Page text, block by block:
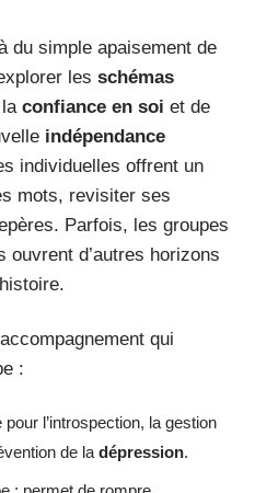
du simple apaisement de
les schémas
confiance en soi et de
indépendance
individuelles offrent un
mots, revisiter ses
Parfois, les groupes
d’autres horizons
qui
:
l’introspection, la gestion
de la dépression.